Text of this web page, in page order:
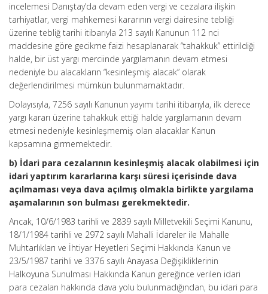
incelemesi Danıştay’da devam eden vergi ve cezalara ilişkin
tarhiyatlar, vergi mahkemesi kararının vergi dairesine tebliği
üzerine tebliğ tarihi itibarıyla 213 sayılı Kanunun 112 nci
maddesine göre gecikme faizi hesaplanarak “tahakkuk” ettirildiği
halde, bir üst yargı merciinde yargılamanın devam etmesi
nedeniyle bu alacakların “kesinleşmiş alacak” olarak
değerlendirilmesi mümkün bulunmamaktadır.
Dolayısıyla, 7256 sayılı Kanunun yayımı tarihi itibarıyla, ilk derece
yargı kararı üzerine tahakkuk ettiği halde yargılamanın devam
etmesi nedeniyle kesinleşmemiş olan alacaklar Kanun
kapsamına girmemektedir.
b) İdari para cezalarının kesinleşmiş alacak olabilmesi için
idari yaptırım kararlarına karşı süresi içerisinde dava
açılmaması veya dava açılmış olmakla birlikte yargılama
aşamalarının son bulması gerekmektedir.
Ancak, 10/6/1983 tarihli ve 2839 sayılı Milletvekili Seçimi Kanunu,
18/1/1984 tarihli ve 2972 sayılı Mahalli İdareler ile Mahalle
Muhtarlıkları ve İhtiyar Heyetleri Seçimi Hakkında Kanun ve
23/5/1987 tarihli ve 3376 sayılı Anayasa Değişikliklerinin
Halkoyuna Sunulması Hakkında Kanun gereğince verilen idari
para cezalan hakkında dava yolu bulunmadığından, bu idari para